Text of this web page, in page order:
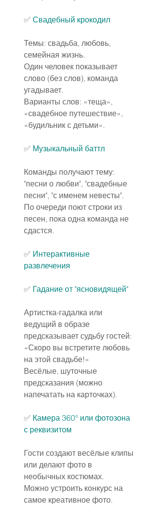
✅ Свадебный крокодил
Темы: свадьба, любовь,
семейная жизнь.
Один человек показывает
слово (без слов), команда
угадывает.
Варианты слов: «теща»,
«свадебное путешествие»,
«будильник с детьми».
✅ Музыкальный баттл
Команды получают тему:
"песни о любви", "свадебные
песни", "с именем невесты".
По очереди поют строки из
песен, пока одна команда не
сдастся.
✅ Интерактивные
развлечения
✅ Гадание от "ясновидящей"
Артистка-гадалка или
ведущий в образе
предсказывает судьбу гостей:
«Скоро вы встретите любовь
на этой свадьбе!»
Весёлые, шуточные
предсказания (можно
напечатать на карточках).
✅ Камера 360° или фотозона
с реквизитом
Гости создают весёлые клипы
или делают фото в
необычных костюмах.
Можно устроить конкурс на
самое креативное фото.